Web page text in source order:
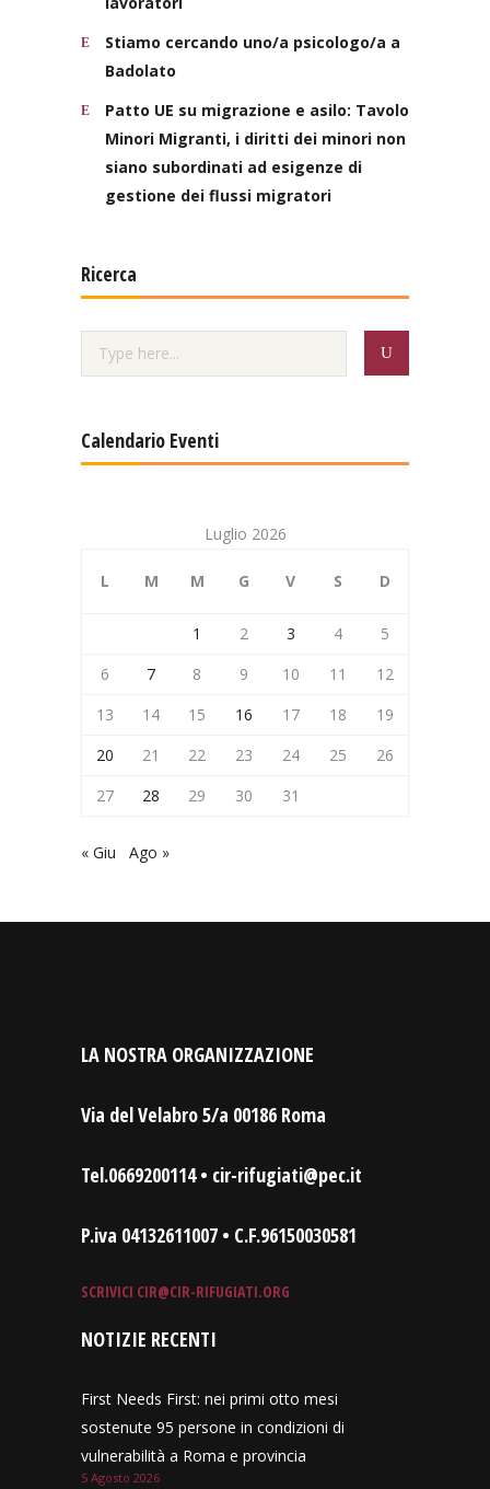
Stiamo cercando uno/a psicologo/a a
Badolato
Patto UE su migrazione e asilo: Tavolo
Minori Migranti, i diritti dei minori non
siano subordinati ad esigenze di
gestione dei flussi migratori
Ricerca
Calendario Eventi
Luglio 2026
L M M G V S D
1 2 3 4
5
6
7 8 9 10 11
12
13
14 15 16 17 18
19
20
21 22 23 24 25
26
27
28 29 30 31
« Giu Ago »
LA NOSTRA ORGANIZZAZIONE
Via del Velabro 5/a 00186 Roma
Tel.0669200114 • cir-rifugiati@pec.it
P.iva 04132611007 • C.F.96150030581
SCRIVICI CIR@CIR-RIFUGIATI.ORG
NOTIZIE RECENTI
First Needs First: nei primi otto mesi
sostenute 95 persone in condizioni di
vulnerabilità a Roma e provincia
5 Agosto 2026